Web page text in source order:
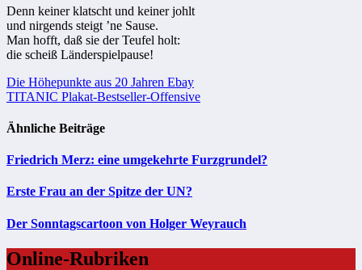
Denn keiner klatscht und keiner johlt
und nirgends steigt ’ne Sause.
Man hofft, daß sie der Teufel holt:
die scheiß Länderspielpause!
Beitragsnavigation
Die Höhepunkte aus 20 Jahren Ebay
TITANIC Plakat-Bestseller-Offensive
Ähnliche Beiträge
Friedrich Merz: eine umgekehrte Furzgrundel?
Erste Frau an der Spitze der UN?
Der Sonntagscartoon von Holger Weyrauch
Online-Rubriken